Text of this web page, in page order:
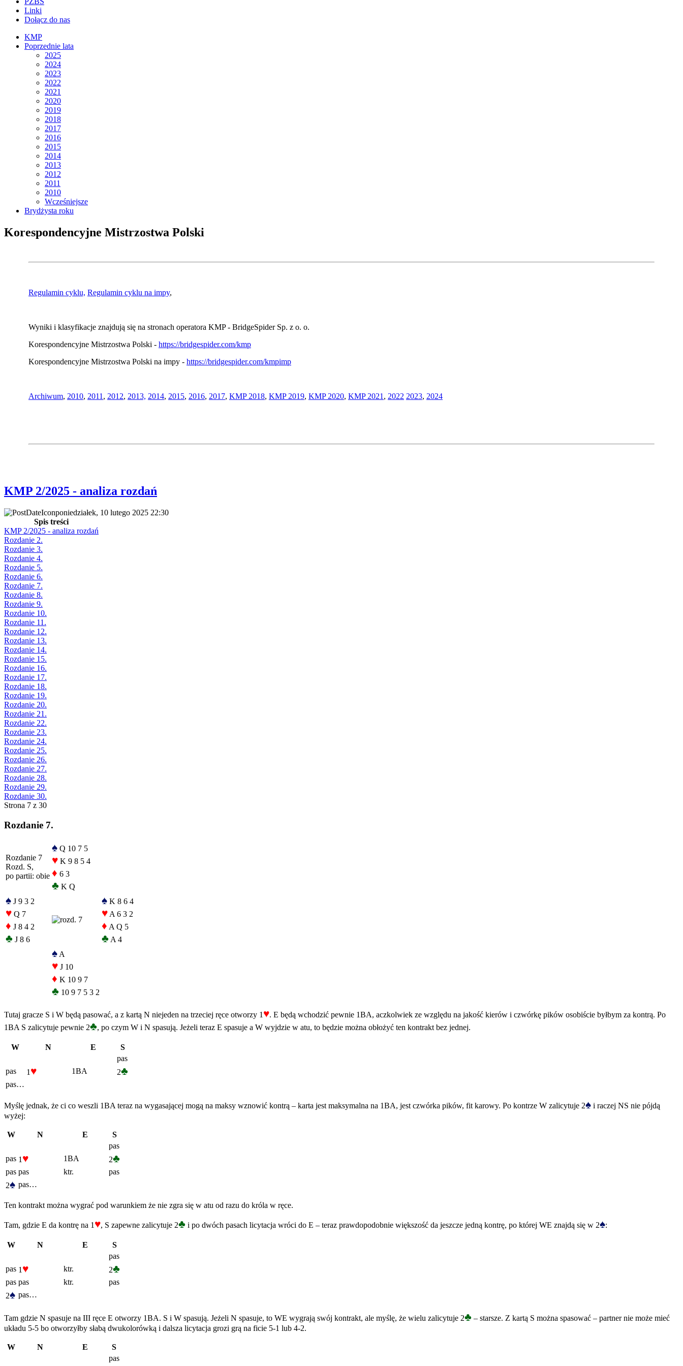
Linki
Dołącz do nas
KMP
Poprzednie lata
2025
2024
2023
2022
2021
2020
2019
2018
2017
2016
2015
2014
2013
2012
2011
2010
Wcześniejsze
Brydżysta roku
Korespondencyjne Mistrzostwa Polski
Regulamin cyklu, Regulamin cyklu na impy,
Wyniki i klasyfikacje znajdują się na stronach operatora KMP - BridgeSpider Sp. z o. o.
Korespondencyjne Mistrzostwa Polski - https://bridgespider.com/kmp
Korespondencyjne Mistrzostwa Polski na impy - https://bridgespider.com/kmpimp
Archiwum, 2010, 2011 , 2012, 2013, 2014, 2015, 2016, 2017, KMP 2018, KMP 2019, KMP 2020, KMP 2021 , 2022 2023, 2024
KMP 2/2025 - analiza rozdań
poniedziałek, 10 lutego 2025 22:30
Spis treści
KMP 2/2025 - analiza rozdań
Rozdanie 2.
Rozdanie 3.
Rozdanie 4.
Rozdanie 5.
Rozdanie 6.
Rozdanie 7.
Rozdanie 8.
Rozdanie 9.
Rozdanie 10.
Rozdanie 11.
Rozdanie 12.
Rozdanie 13.
Rozdanie 14.
Rozdanie 15.
Rozdanie 16.
Rozdanie 17.
Rozdanie 18.
Rozdanie 19.
Rozdanie 20.
Rozdanie 21.
Rozdanie 22.
Rozdanie 23.
Rozdanie 24.
Rozdanie 25.
Rozdanie 26.
Rozdanie 27.
Rozdanie 28.
Rozdanie 29.
Rozdanie 30.
Strona 7 z 30
Rozdanie 7.
Rozdanie 7
Rozd. S,
po partii: obie
♠ Q 10 7 5
♥ K 9 8 5 4
♦ 6 3
♣ K Q
♠ J 9 3 2
♥ Q 7
♦ J 8 4 2
♣ J 8 6
♠ K 8 6 4
♥ A 6 3 2
♦ A Q 5
♣ A 4
♠ A
♥ J 10
♦ K 10 9 7
♣ 10 9 7 5 3 2
Tutaj gracze S i W będą pasować, a z kartą N niejeden na trzeciej ręce otworzy 1 ♥. E będą wchodzić pewnie 1BA, aczkolwiek ze względu na jakość kierów i czwórkę pików osobiście byłbym za kontrą. Po
1BA S zalicytuje pewnie 2♣, po czym W i N spasują. Jeżeli teraz E spasuje a W wyjdzie w atu, to będzie można obłożyć ten kontrakt bez jednej.
W N E
S
pas
pas
1 ♥ 1BA 2♣
pas…
Myślę jednak, że ci co weszli 1BA teraz na wygasającej mogą na maksy wznowić kontrą – karta jest maksymalna na 1BA, jest czwórka pików, fit karowy. Po kontrze W zalicytuje 2♠ i raczej NS nie pójdą
wyżej:
W N E
S
pas
pas 1 ♥ 1BA 2♣
pas pas ktr.
pas
2♠ pas…
Ten kontrakt można wygrać pod warunkiem że nie zgra się w atu od razu do króla w ręce.
Tam, gdzie E da kontrę na 1 ♥, S zapewne zalicytuje 2♣ i po dwóch pasach licytacja wróci do E – teraz prawdopodobnie większość da jeszcze jedną kontrę, po której WE znajdą się w 2♠:
W N E
S
pas
pas 1 ♥ ktr. 2♣
pas pas ktr.
pas
2♠ pas…
Tam gdzie N spasuje na III ręce E otworzy 1BA. S i W spasują. Jeżeli N spasuje, to WE wygrają swój kontrakt, ale myślę, że wielu zalicytuje 2♣ – starsze. Z kartą S można spasować – partner nie może mieć
układu 5-5 bo otworzyłby słabą dwukolorówką i dalsza licytacja grozi grą na ficie 5-1 lub 4-2.
W N E
S
pas